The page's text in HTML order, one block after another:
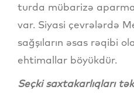
turda mübarizə
var. Siyasi çevrələrdə
sağşıların əsas rəqibi
ehtimallar böyükdür.
Seçki saxtakarlıqları